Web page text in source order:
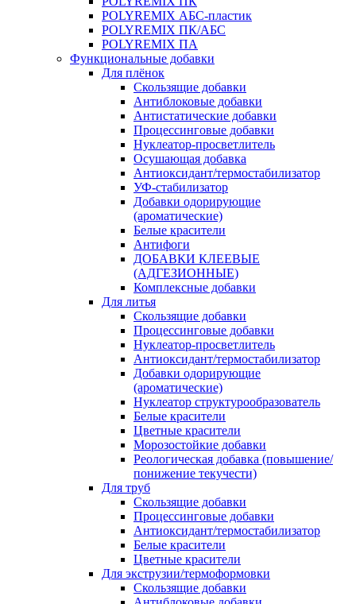
POLYREMIX АБС-пластик
POLYREMIX ПК/АБС
POLYREMIX ПА
Функциональные добавки
Для плёнок
Скользящие добавки
Антиблоковые добавки
Антистатические добавки
Процессинговые добавки
Нуклеатор-просветлитель
Осушающая добавка
Антиоксидант/термостабилизатор
УФ-стабилизатор
Добавки одорирующие
(ароматические)
Белые красители
Антифоги
ДОБАВКИ КЛЕЕВЫЕ
(АДГЕЗИОННЫЕ)
Комплексные добавки
Для литья
Скользящие добавки
Процессинговые добавки
Нуклеатор-просветлитель
Антиоксидант/термостабилизатор
Добавки одорирующие
(ароматические)
Нуклеатор структурообразователь
Белые красители
Цветные красители
Морозостойкие добавки
Реологическая добавка (повышение/
понижение текучести)
Для труб
Скользящие добавки
Процессинговые добавки
Антиоксидант/термостабилизатор
Белые красители
Цветные красители
Для экструзии/термоформовки
Скользящие добавки